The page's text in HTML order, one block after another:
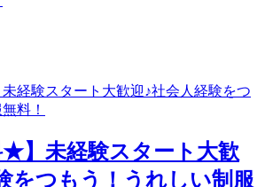
★】未経験スタート大歓
をつもう！うれしい制服